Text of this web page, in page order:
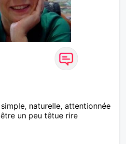
naturelle, attentionnée
un peu têtue rire